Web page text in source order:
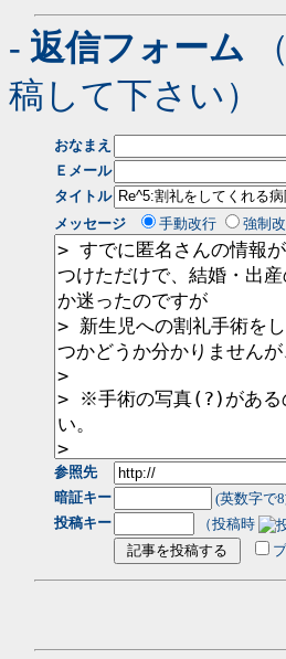
- 返信フォーム
稿して下さい）
おなまえ
Ｅメール
タイトル
メッセージ
手動改行 強制
参照先
暗証キー
(英数字で
投稿キー
（投稿時